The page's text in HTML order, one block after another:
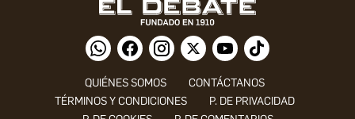
QUIÉNES SOMOS
CONTÁCTANOS
TÉRMINOS Y CONDICIONES
P. DE PRIVACIDAD